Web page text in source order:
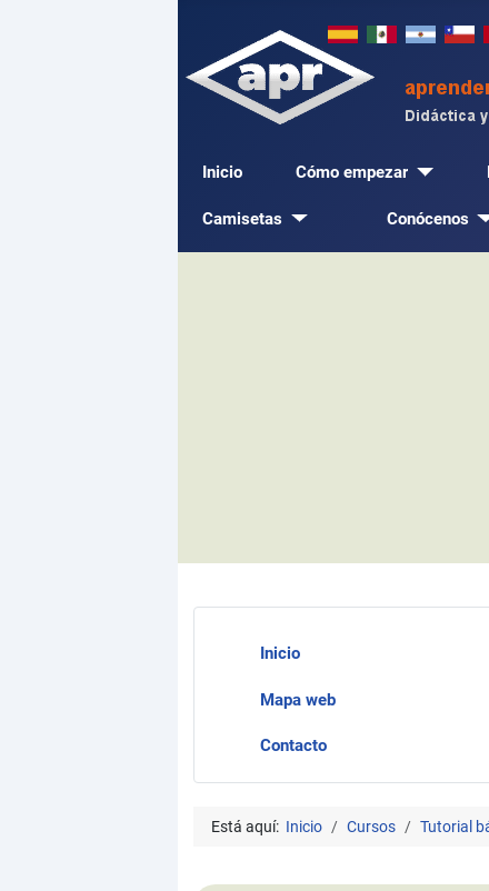
Inicio Cómo empezar
Camisetas Conócenos
Inicio
Mapa web
Contacto
Está aquí: Inicio Cursos Tutorial